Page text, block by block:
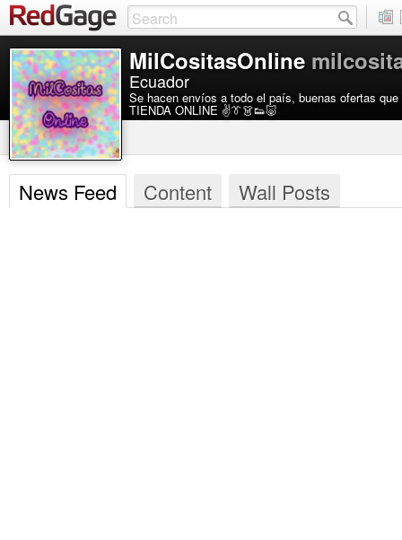
MilCositasOnline
Ecuador
Se hacen envíos a todo el país, buenas ofertas
TIENDA ONLINE ✌👔👗👟🐷
News Feed Content Wall Posts